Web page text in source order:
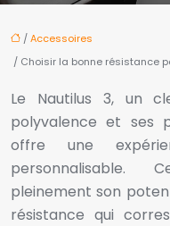
/Accessoires
/ Choisir la bonne résistance
Le Nautilus 3, un
polyvalence et ses
offre une
personnalisable.
pleinement son
résistance qui